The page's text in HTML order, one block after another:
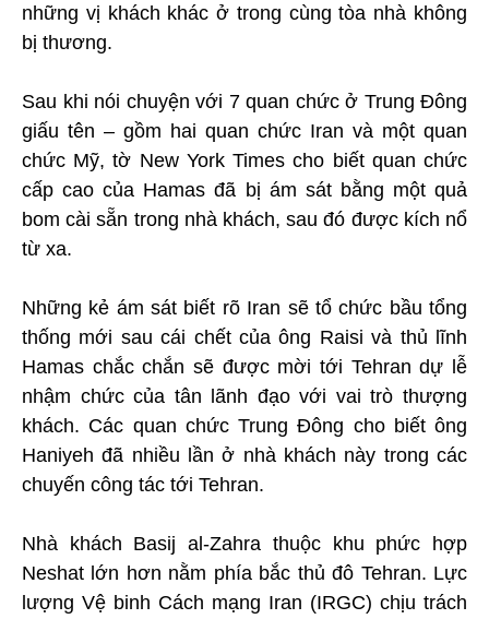
những vị khách khác ở trong cùng tòa nhà không
bị thương.
Sau khi nói chuyện với 7 quan chức ở Trung Đông
giấu tên – gồm hai quan chức Iran và một quan
chức Mỹ, tờ New York Times cho biết quan chức
cấp cao của Hamas đã bị ám sát bằng một quả
bom cài sẵn trong nhà khách, sau đó được kích nổ
từ xa.
Những kẻ ám sát biết rõ Iran sẽ tổ chức bầu tổng
thống mới sau cái chết của ông Raisi và thủ lĩnh
Hamas chắc chắn sẽ được mời tới Tehran dự lễ
nhậm chức của tân lãnh đạo với vai trò thượng
khách. Các quan chức Trung Đông cho biết ông
Haniyeh đã nhiều lần ở nhà khách này trong các
chuyến công tác tới Tehran.
Nhà khách Basij al-Zahra thuộc khu phức hợp
Neshat lớn hơn nằm phía bắc thủ đô Tehran. Lực
lượng Vệ binh Cách mạng Iran (IRGC) chịu trách